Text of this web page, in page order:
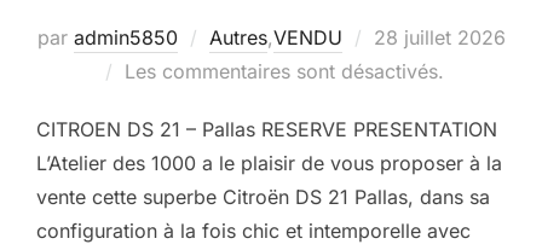
par admin5850 Autres,VENDU
Publié
le
28 juillet 2026
Les commentaires sont désactivés.
CITROEN DS 21 – Pallas RESERVE PRESENTATION
L’Atelier des 1000 a le plaisir de vous proposer à la
vente cette superbe Citroën DS 21 Pallas, dans sa
configuration à la fois chic et intemporelle avec